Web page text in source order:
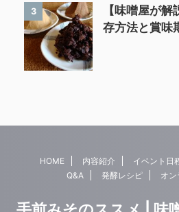
3
【味噌屋が
存方法と賞味
HOME 内容紹介 イベント日
Q&A
発酵レシピ オ